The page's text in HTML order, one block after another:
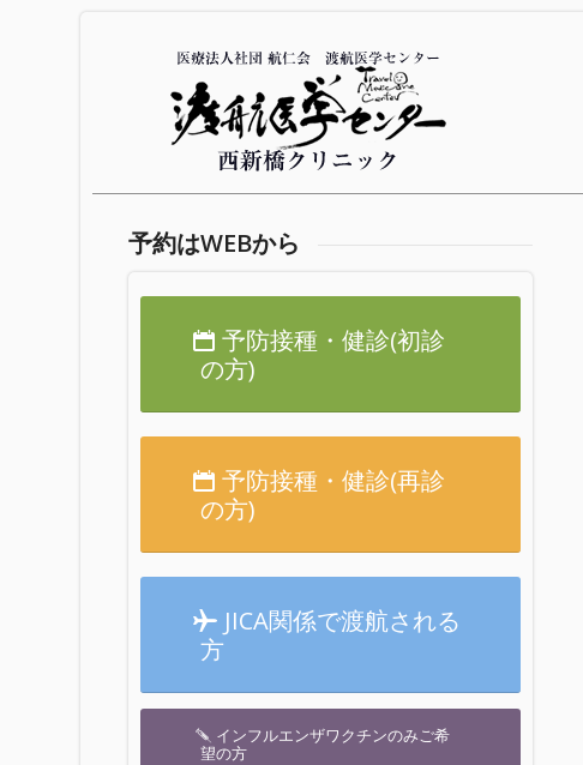
予約はWEBから
予防接種・健診(初診
の方)
予防接種・健診(再診
の方)
JICA関係で渡航される
方
インフルエンザワクチンのみご希
望の方